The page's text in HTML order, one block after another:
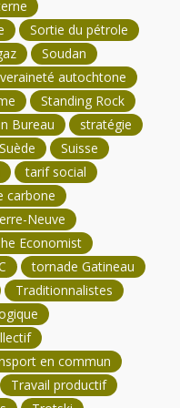
Sortie du pétrole
Soudan
autochtone
Standing Rock
Bureau
stratégie
Suède
Suisse
tarif social
carbone
Neuve
Economist
tornade Gatineau
Traditionnalistes
en commun
Travail productif